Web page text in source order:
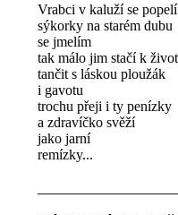
Vrabci v kaluží se popelí
sýkorky na starém dubu
se jmelím
tak málo jim stačí k
tančit s láskou ploužák
i gavotu
trochu přeji i ty penízky
a zdravíčko svěží
jako jarní
remízky...